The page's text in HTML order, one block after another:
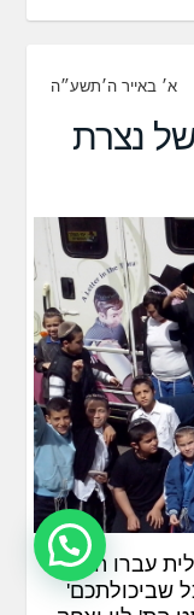
א׳ באייר ה׳תשע״ה
נצרת
עברו הכנה
שביכולתכם'